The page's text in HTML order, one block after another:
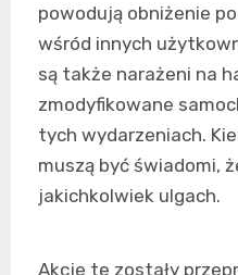
powodują obniżenie
wśród innych
są także narażeni na
zmodyfikowane
tych wydarzeniach.
muszą być świadomi,
jakichkolwiek ulgach.
Akcje te zostały